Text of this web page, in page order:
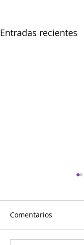
Entradas recientes
Comentarios